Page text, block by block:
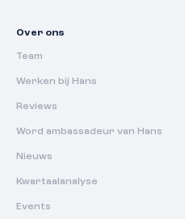
Over ons
Team
Werken bij Hans
Reviews
Word ambassadeur van Hans
Nieuws
Kwartaalanalyse
Events